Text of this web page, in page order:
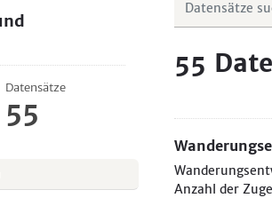
Datensätze
55
55
Anzahl der